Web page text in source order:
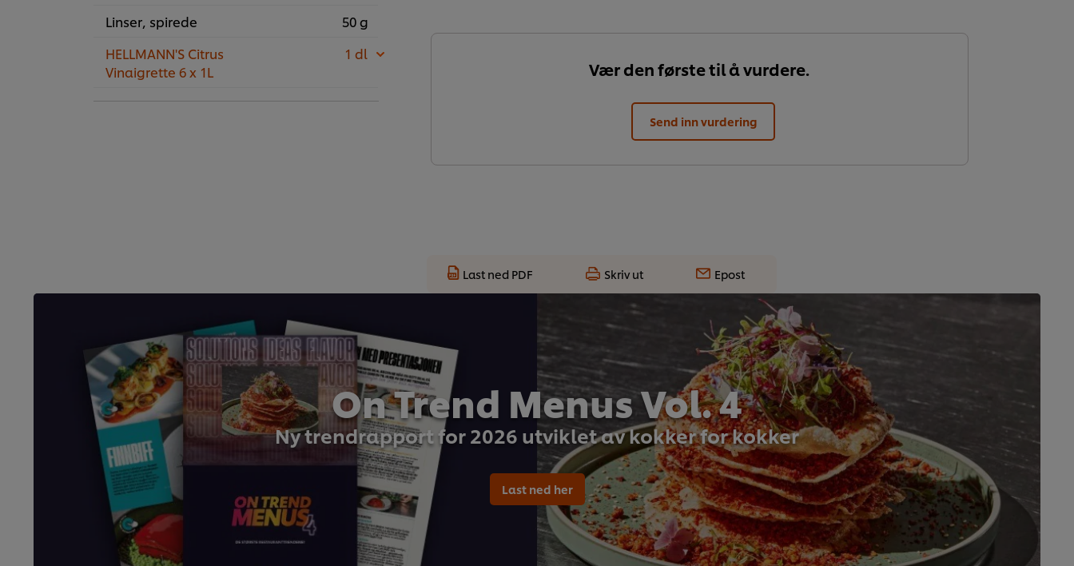
Linser, spirede
50 g
HELLMANN'S Citrus
Vinaigrette 6 x 1L
1 dl
Vær den første til å vurdere.
Send inn vurdering
Last ned PDF Skriv ut Epost
On Trend Menus Vol. 4
Ny trendrapport for 2026 utviklet av kokker for kokker
Last ned her